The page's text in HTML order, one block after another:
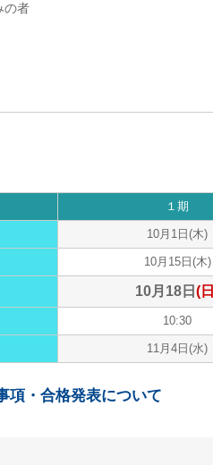
の者
１期
10月1日(木)
10月15日(木)
10月18日 (日
10:30
11月4日(水)
項・合格発表について